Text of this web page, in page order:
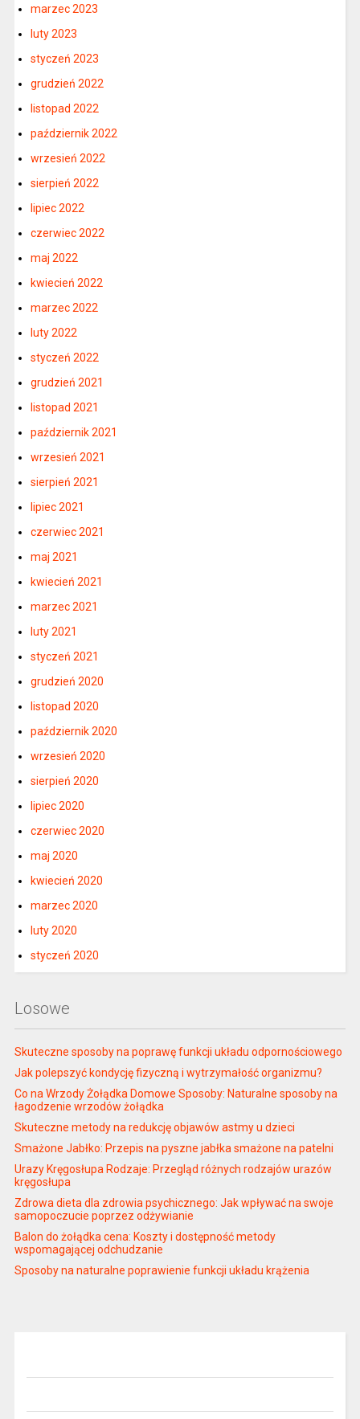
marzec 2023
luty 2023
styczeń 2023
grudzień 2022
listopad 2022
październik 2022
wrzesień 2022
sierpień 2022
lipiec 2022
czerwiec 2022
maj 2022
kwiecień 2022
marzec 2022
luty 2022
styczeń 2022
grudzień 2021
listopad 2021
październik 2021
wrzesień 2021
sierpień 2021
lipiec 2021
czerwiec 2021
maj 2021
kwiecień 2021
marzec 2021
luty 2021
styczeń 2021
grudzień 2020
listopad 2020
październik 2020
wrzesień 2020
sierpień 2020
lipiec 2020
czerwiec 2020
maj 2020
kwiecień 2020
marzec 2020
luty 2020
styczeń 2020
Losowe
Skuteczne sposoby na poprawę funkcji układu odpornościowego
Jak polepszyć kondycję fizyczną i wytrzymałość organizmu?
Co na Wrzody Żołądka Domowe Sposoby: Naturalne sposoby na
łagodzenie wrzodów żołądka
Skuteczne metody na redukcję objawów astmy u dzieci
Smażone Jabłko: Przepis na pyszne jabłka smażone na patelni
Urazy Kręgosłupa Rodzaje: Przegląd różnych rodzajów urazów
kręgosłupa
Zdrowa dieta dla zdrowia psychicznego: Jak wpływać na swoje
samopoczucie poprzez odżywianie
Balon do żołądka cena: Koszty i dostępność metody
wspomagającej odchudzanie
Sposoby na naturalne poprawienie funkcji układu krążenia